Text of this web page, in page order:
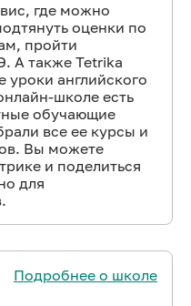
где можно
оценки по
пройти
А также Tetrika
английского
школе есть
обучающие
все ее курсы и
Вы можете
и поделиться
для
Подробнее о школе